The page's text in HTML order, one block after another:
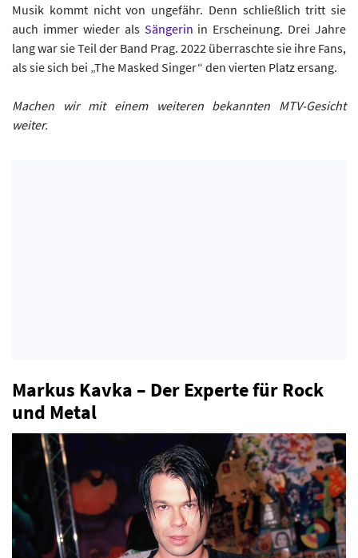
Musik kommt nicht von ungefähr. Denn schließlich tritt sie
auch immer wieder als Sängerin in Erscheinung. Drei Jahre
lang war sie Teil der Band Prag. 2022 überraschte sie ihre Fans,
als sie sich bei „The Masked Singer“ den vierten Platz ersang.
Machen wir mit einem weiteren bekannten MTV-Gesicht
weiter.
Markus Kavka – Der Experte für Rock
und Metal